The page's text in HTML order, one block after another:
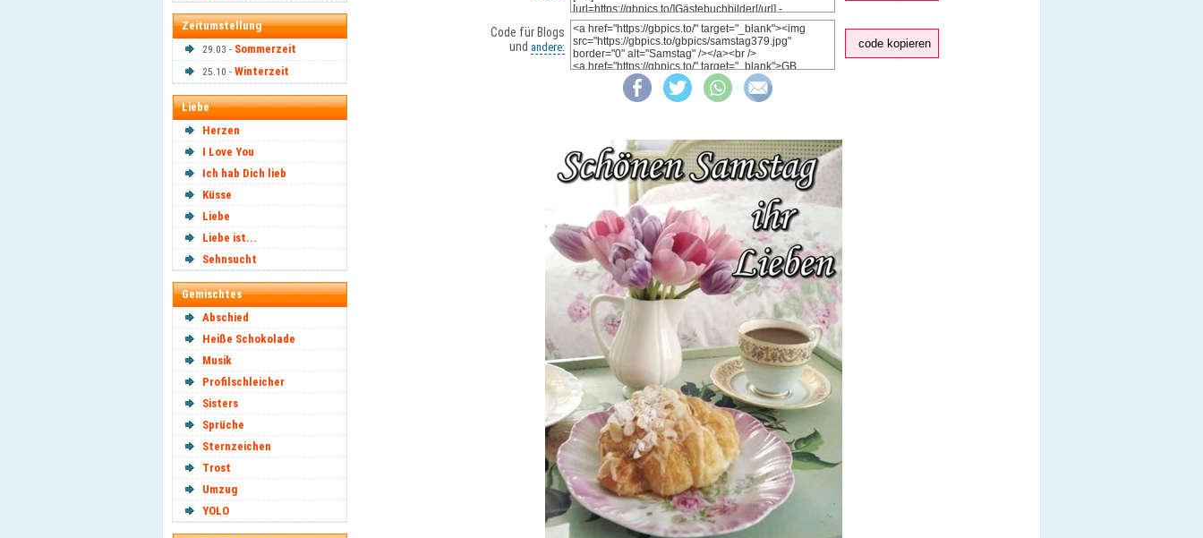
Zeitumstellung
29.03 - Sommerzeit
25.10 - Winterzeit
Liebe
Herzen
I Love You
Ich hab Dich lieb
Küsse
Liebe
Liebe ist...
Sehnsucht
Gemischtes
Abschied
Heiße Schokolade
Musik
Profilschleicher
Sisters
Sprüche
Sternzeichen
Trost
Umzug
YOLO
Code für Blogs
und andere: code kopieren